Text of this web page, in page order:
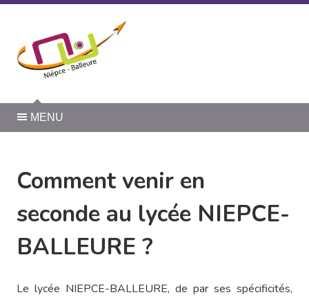
MENU
Comment venir en
seconde au lycée NIEPCE-
BALLEURE ?
Le lycée NIEPCE-BALLEURE, de par ses spécificités,
Panneau de gestion des cookies